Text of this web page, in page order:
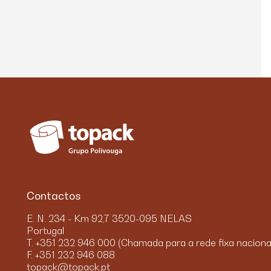
Contactos
E. N. 234 - Km 92,7 3520-095 NELAS
Portugal
T. +351 232 946 000 (Chamada para a rede fixa
F. +351 232 946 088
topack@topack.pt